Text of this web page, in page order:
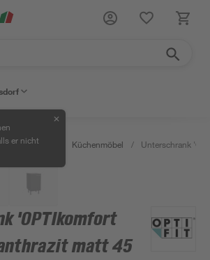
er nicht
✕
/ Küche Küchenmöbel / Unterschrank
'OPTIkomfort
matt 45